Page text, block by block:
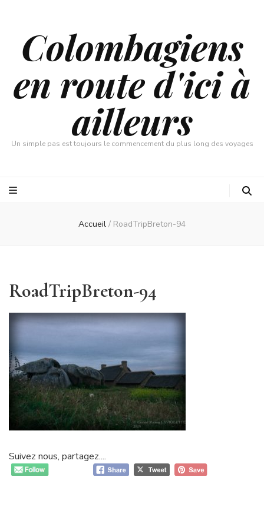
Colombagiens
en route d'ici à
ailleurs
Un simple pas est toujours le commencement du plus long des voyages
Accueil / RoadTripBreton-94
RoadTripBreton-94
Suivez nous, partagez....